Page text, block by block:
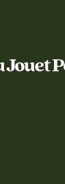
Jouet